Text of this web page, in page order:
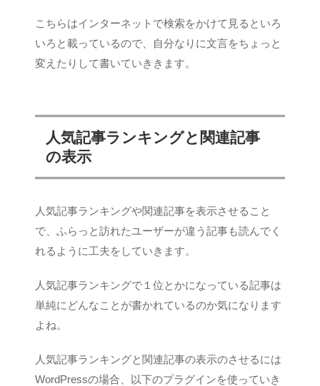
こちらはインターネットで検索をかけて見るといろ
いろと載っているので、自分なりに文言をちょっと
変えたりして書いていききます。
人気記事ランキングと関連記事
の表示
人気記事ランキングや関連記事を表示させること
で、ふらっと訪れたユーザーが違う記事も読んでく
れるように工夫をしていきます。
人気記事ランキングで１位とかになっている記事は
単純にどんなことが書かれているのか気になります
よね。
人気記事ランキングと関連記事の表示のさせるには
WordPressの場合、以下のプラグインを使っていき